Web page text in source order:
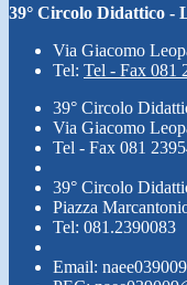
39° Circolo Didattico -
Via Giacomo
Tel: Tel - Fax 081
39° Circolo
Via Giacomo
Tel - Fax 081
39° Circolo
Piazza
Tel: 081.2390083
Email: